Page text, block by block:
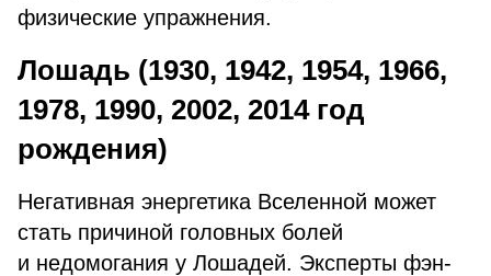
физические упражнения.
Лошадь (1930, 1942, 1954, 1966,
1978, 1990, 2002, 2014 год
рождения)
Негативная энергетика Вселенной может
стать причиной головных болей
и недомогания у Лошадей. Эксперты фэн-